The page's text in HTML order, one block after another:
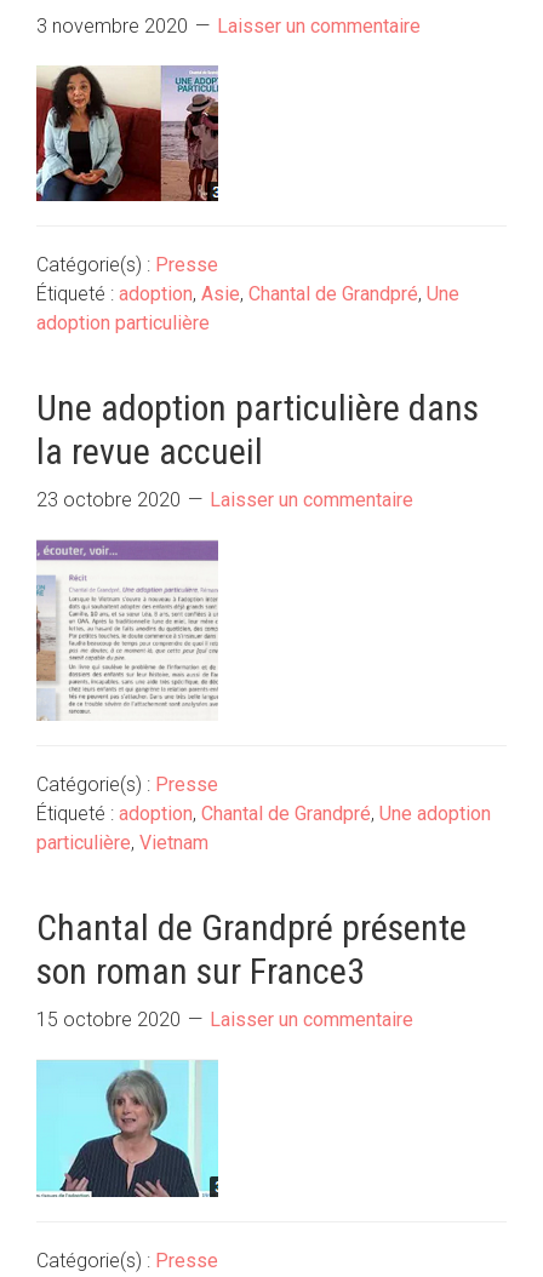
3 novembre 2020 Laisser un commentaire
Catégorie(s) : Presse
Étiqueté : adoption, Asie, Chantal de Grandpré, Une
adoption particulière
Une adoption particulière dans
la revue accueil
23 octobre 2020 Laisser un commentaire
Catégorie(s) : Presse
Étiqueté : adoption, Chantal de Grandpré, Une adoption
particulière, Vietnam
Chantal de Grandpré présente
son roman sur France3
15 octobre 2020 Laisser un commentaire
Catégorie(s) : Presse